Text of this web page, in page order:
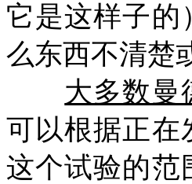
它是这样子的
么东西不清楚
大多数曼
可以根据正在
这个试验的范